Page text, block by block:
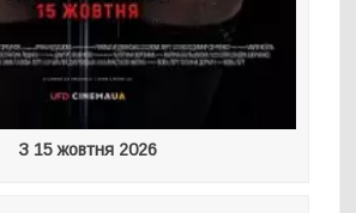
З 15 жовтня 2026